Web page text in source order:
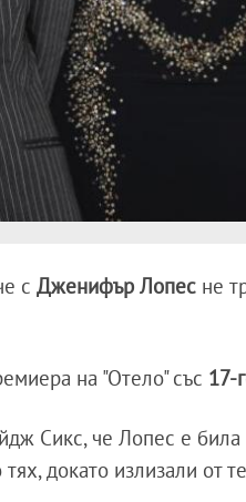
сДженифър Лопес не
на "Отело" със 17-
Сикс, че Лопес е била
докато излизали от